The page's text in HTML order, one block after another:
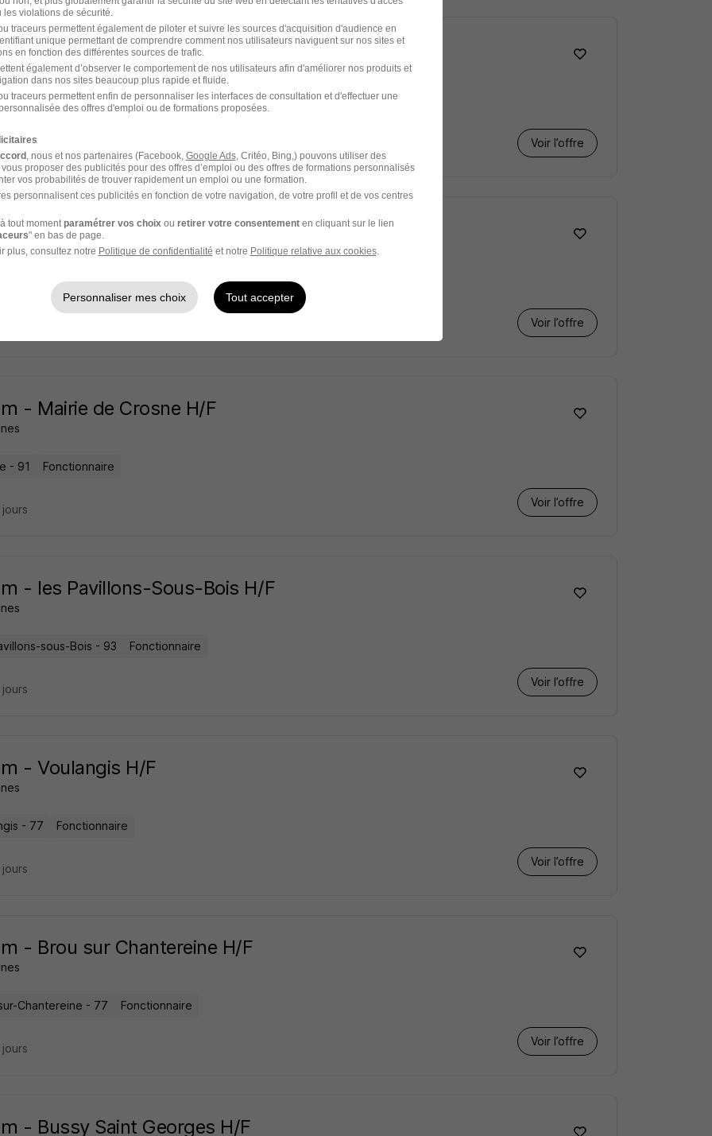
- Noisy·le-Grand H/F
Grand - 93 Fonctionnaire
Voir l’offre
jours
- Drancy H/F
Fonctionnaire
Voir l’offre
- Mairie de Crosne H/F
- 91 Fonctionnaire
Voir l’offre
- les Pavillons-Sous-Bois H/F
sous-Bois - 93 Fonctionnaire
Voir l’offre
- Voulangis H/F
- 77 Fonctionnaire
Voir l’offre
- Brou sur Chantereine H/F
Chantereine - 77 Fonctionnaire
Voir l’offre
- Bussy Saint Georges H/F
violations de sécurité.
traceurs permettent également de piloter et suivre les sources d'acquisition d'audience en
unique permettant de comprendre comment nos utilisateurs naviguent sur nos sites et
en fonction des différentes sources de trafic.
également d’observer le comportement de nos utilisateurs afin d'améliorer nos produits et
dans nos sites beaucoup plus rapide et fluide.
traceurs permettent enfin de personnaliser les interfaces de consultation et d'effectuer une
des offres d'emploi ou de formations proposées.
, nous et nos partenaires (Facebook, Google Ads, Critéo, Bing,) pouvons utiliser des
proposer des publicités pour des offres d’emploi ou des offres de formations personnalisés
vos probabilités de trouver rapidement un emploi ou une formation.
personnalisent ces publicités en fonction de votre navigation, de votre profil et de vos centres
tout moment paramétrer vos choix ou retirer votre consentementen cliquant sur le lien
" en bas de page.
plus, consultez notre Politique de confidentialité et notre Politique relative aux cookies.
Personnaliser mes choix Tout accepter